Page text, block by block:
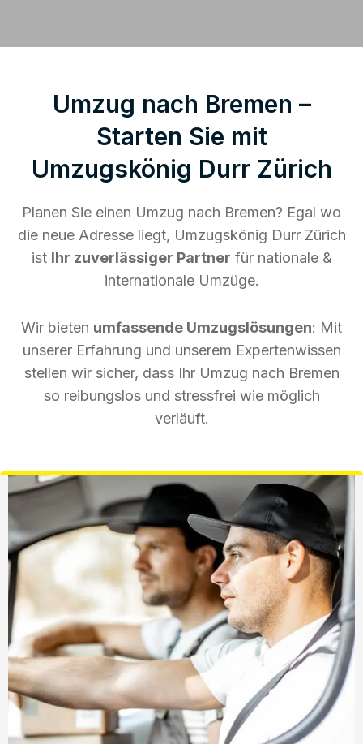
Umzug nach Bremen –
Starten Sie mit
Umzugskönig Durr Zürich
Planen Sie einen Umzug nach Bremen? Egal wo
die neue Adresse liegt, Umzugskönig Durr Zürich
ist Ihr zuverlässiger Partner für nationale &
internationale Umzüge.
Wir bieten umfassende Umzugslösungen: Mit
unserer Erfahrung und unserem Expertenwissen
stellen wir sicher, dass Ihr Umzug nach Bremen
so reibungslos und stressfrei wie möglich
verläuft.